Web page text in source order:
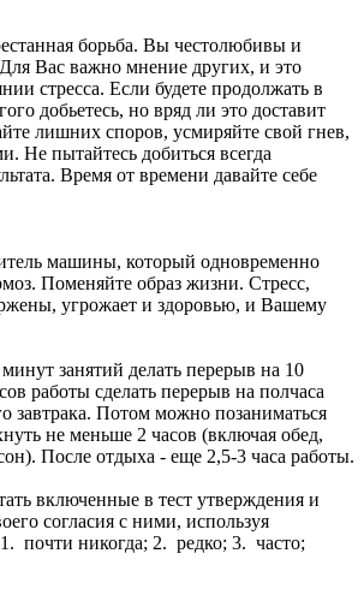
борьба. Вы честолюбивы и
Для Вас важно мнение других, и это
стресса. Если будете продолжать в
добьетесь, но вряд ли это доставит
лишних споров, усмиряйте свой гнев,
Не пытайтесь добиться всегда
Время от времени давайте себе
машины, который одновременно
Поменяйте образ жизни. Стресс,
угрожает и здоровью, и Вашему
занятий делать перерыв на 10
работы сделать перерыв на полчаса
завтрака. Потом можно позаниматься
не меньше 2 часов (включая обед,
После отдыха - еще 2,5-3 часа работы.
включенные в тест утверждения и
согласия с ними, используя
почти никогда; 2. редко; 3. часто;